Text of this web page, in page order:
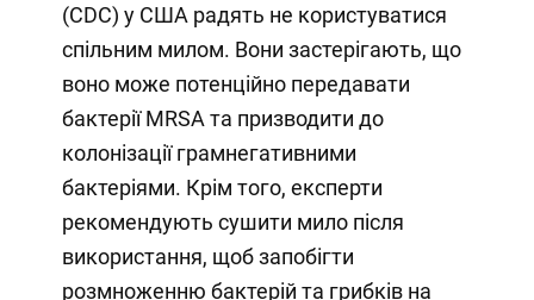
(CDC) у США радять не користуватися
спільним милом. Вони застерігають, що
воно може потенційно передавати
бактерії MRSA та призводити до
колонізації грамнегативними
бактеріями. Крім того, експерти
рекомендують сушити мило після
використання, щоб запобігти
розмноженню бактерій та грибків на